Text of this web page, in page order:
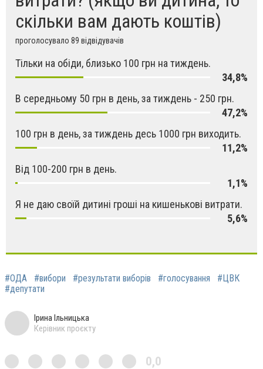
скільки вам дають коштів)
проголосувало 89 відвідувачів
Тільки на обіди, близько 100 грн на тиждень.
34,8%
В середньому 50 грн в день, за тиждень - 250 грн.
47,2%
100 грн в день, за тиждень десь 1000 грн виходить.
11,2%
Від 100-200 грн в день.
1,1%
Я не даю своїй дитині гроші на кишенькові витрати.
5,6%
#ОДА #вибори #результати виборів #голосування
#ЦВК
#депутати
Ірина Ільницька
Керівник проєкту
0,0